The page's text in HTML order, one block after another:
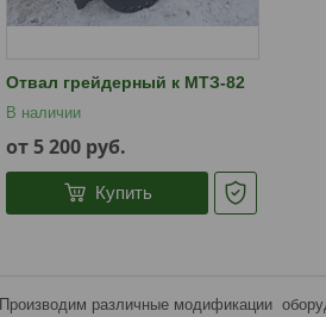
Отвал грейдерный к МТЗ-82
В наличии
от 5 200 руб.
Купить
Производим различные модификации